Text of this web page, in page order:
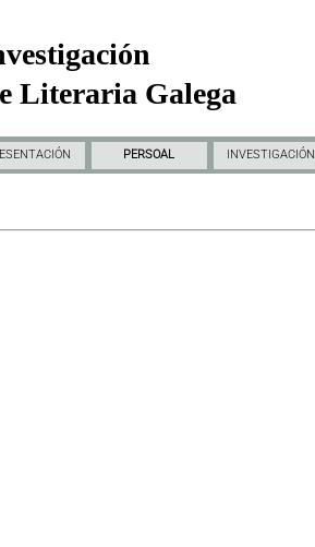
Literaria Galega
PERSOAL INVESTIGACIÓN